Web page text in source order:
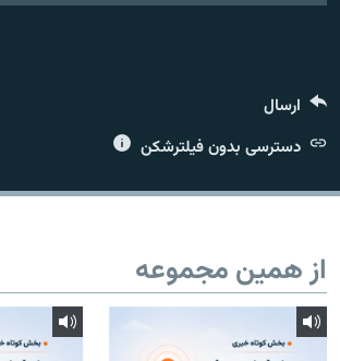
ارسال
دسترسی بدون فیلترشکن
از همین مجموعه